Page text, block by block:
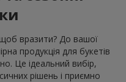
вразити? До вашої
продукція для букетів
Це ідеальний вибір,
рішень і приємно